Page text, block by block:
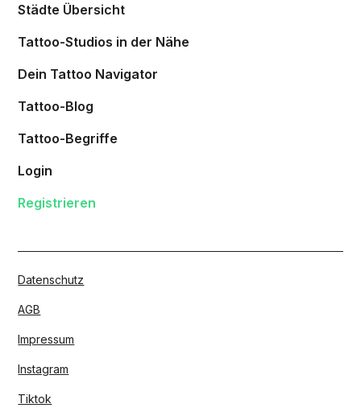
Städte Übersicht
Tattoo-Studios in der Nähe
Dein Tattoo Navigator
Tattoo-Blog
Tattoo-Begriffe
Login
Registrieren
Datenschutz
AGB
Impressum
Instagram
Tiktok